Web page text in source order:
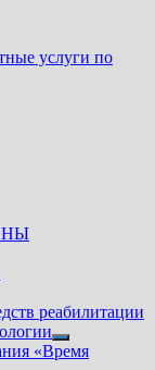
услуги по
реабилитации
Показать
подменю
«Время